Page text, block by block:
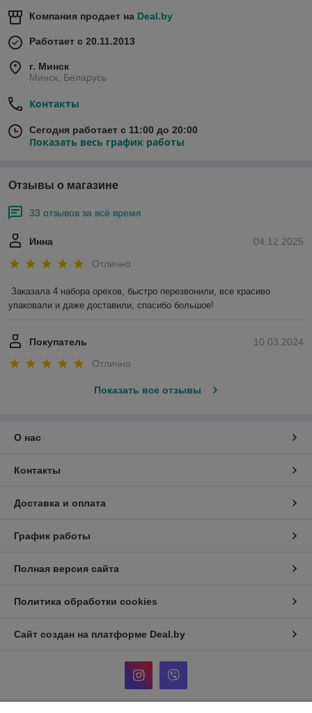
Компания продает на Deal.by
Работает с 20.11.2013
г. Минск
Минск, Беларусь
Контакты
Сегодня работает с 11:00 до 20:00
Показать весь график работы
Отзывы о магазине
33 отзывов за всё время
04.12.2025
Инна
Отлично
Заказала 4 набора орехов, быстро перезвонили, все красиво
упаковали и даже доставили, спасибо большое!
10.03.2024
Покупатель
Отлично
Показать все отзывы
О нас
Контакты
Доставка и оплата
График работы
Полная версия сайта
Политика обработки cookies
Сайт создан на платформе Deal.by